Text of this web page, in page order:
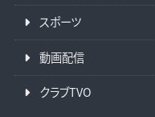
スポーツ
動画配信
クラブTVO